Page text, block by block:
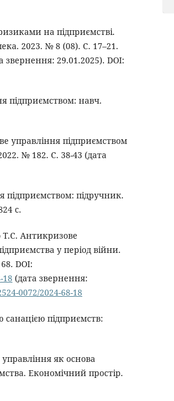
на підприємстві.
2023. № 8 (08). С. 17–21.
звернення: 29.01.2025). DOI:
підприємством: навч.
управління підприємством
№ 182. С. 38-43 (дата
підприємством: підручник.
с.
Антикризове
у період війни.
DOI:
18 (дата звернення:
0072/2024-68-18
підприємств:
як основа
Економічний простір.